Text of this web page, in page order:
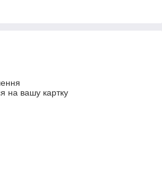
на вашу картку